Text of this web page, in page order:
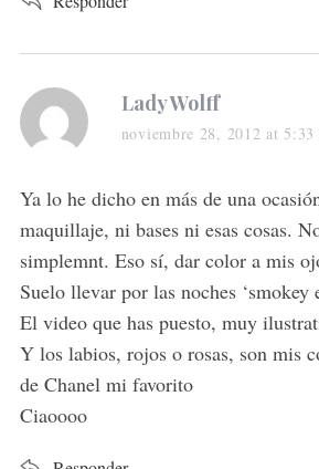
s
a
s
:
Lady Wolff
noviembre 28, 2012 at 5:33
Ya lo he dicho en más de una
maquillaje, ni bases ni esas cosas.
simplemnt. Eso sí, dar color a mis
Suelo llevar por las noches ‘smokey
El video que has puesto, muy
Y los labios, rojos o rosas, son mis
de Chanel mi favorito
Ciaoooo